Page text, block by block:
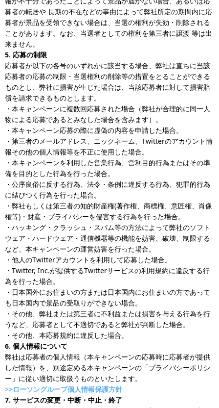
募者の転居や 長期の不在などの事由によって弊社所定の期間内に応
募者が景品を受領できない場合は、当選の権利が失効・削除される
ことがあります。なお、当選者としての権利を第三者に譲渡 等は出
来ません。
5. 応募の制限
応募者が以下の各号のいずれかに該当する場合、弊社は直ちに当該
応募者の応募の制限・当選権利の削除等の措置をとることができる
ものとし、弊社に損害が生じた場合は、当該応募者に対して損害賠
償を請求できるものとします。
・本キャンペーンに複数回応募された場合（弊社が合理的に同一人
物による応募であるとみなした場合を含みます）。
・本キャンペーン応募の際に虚偽の内容を申請した場合。
・第三者のメールアドレス、ニックネーム、Twitterのアカウント情
報その他の個人情報等を不正に使用した場合。
・本キャンペーンを利用した営業行為、営利目的行為またはその準
備を目的とした行為を行った場合。
・公序良俗に反する行為、法令・条例に違反する行為、犯罪的行為
に結びつく行為を行った場合。
・弊社もしくは第三者の知的財産権(著作権、商標権、意匠権、肖像
権等)・財産・プライバシーを侵害する行為を行った場合。
・ハッキング・クラッシュ・スパム等の方法によって弊社のソフト
ウェア・ハードウェア・通信機器等の機能を妨害、破壊、制限する
など、本キャンペーンの運営妨害を行った場合。
・他人のTwitterアカウントを利用して応募した場合。
・Twitter, Inc.が提供するTwitterサービスの利用規約に違反する行
為を行った場合。
・日本国外にお住まいの方または日本国内にお住まいの方であって
も日本国内で景品の受取りができない場合。
・その他、弊社または第三者に不利益または損害を与える行為を行
うなど、応募者として不適切であると弊社が判断した場合。
・その他、本応募規約に違反した場合。
6. 個人情報について
弊社は応募者の個人情報（本キャンペーンの応募時に応募者が提供
した情報）を、別途定める本キャンペーンの「プライバシーポリシ
ー」に従い適切に取扱うものといたします。
>>ローソングループ個人情報保護方針
7. サービスの変更・中断・中止・終了